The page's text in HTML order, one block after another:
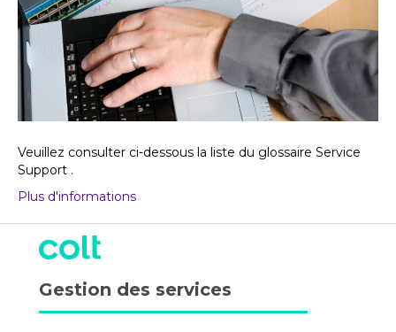
Veuillez consulter ci-dessous la liste du glossaire Service
Support .
Plus d'informations
Gestion des services